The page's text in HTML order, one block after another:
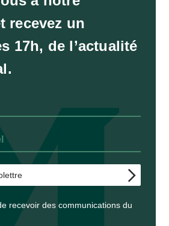
recevez un
17h, de l’actualité
recevoir des communications du